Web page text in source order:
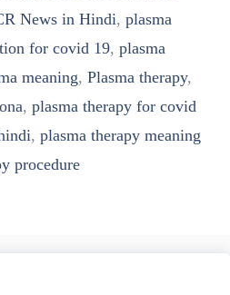
News in Hindi, plasma
for covid 19, plasma
meaning, Plasma therapy,
, plasma therapy for covid
, plasma therapy meaning
procedure